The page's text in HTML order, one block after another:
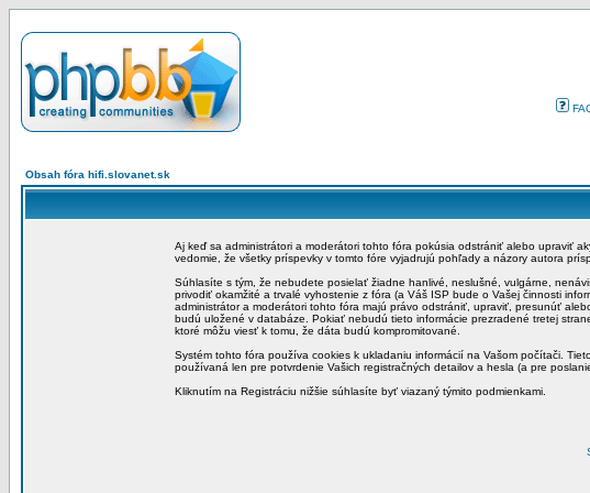
Obsah fóra hifi.slovanet.sk
Aj keď sa administrátori a moderátori tohto fóra pokúsia odstrániť alebo upraviť
vedomie, že všetky príspevky v tomto fóre vyjadrujú pohľady a názory autora
Súhlasíte s tým, že nebudete posielať žiadne hanlivé, neslušné, vulgárne,
privodiť okamžité a trvalé vyhostenie z fóra (a Váš ISP bude o Vašej činnosti
administrátor a moderátori tohto fóra majú právo odstrániť, upraviť, presunúť
budú uložené v databáze. Pokiať nebudú tieto informácie prezradené tretej
ktoré môžu viesť k tomu, že dáta budú kompromitované.
Systém tohto fóra používa cookies k ukladaniu informácií na Vašom počítači.
používaná len pre potvrdenie Vašich registračných detailov a hesla (a pre
Kliknutím na Registráciu nižšie súhlasíte byť viazaný týmito podmienkami.